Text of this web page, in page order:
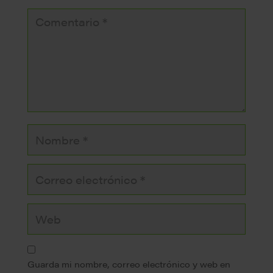
Guarda mi nombre, correo electrónico y web en